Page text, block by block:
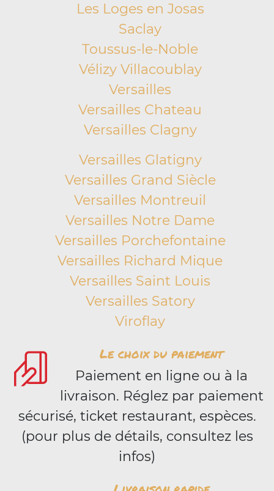
Les Loges en Josas
Saclay
Toussus-le-Noble
Vélizy Villacoublay
Versailles
Versailles Chateau
Versailles Clagny
Versailles Glatigny
Versailles Grand Siècle
Versailles Montreuil
Versailles Notre Dame
Versailles Porchefontaine
Versailles Richard Mique
Versailles Saint Louis
Versailles Satory
Viroflay
Le choix du paiement
Paiement en ligne ou à la
livraison. Réglez par paiement
sécurisé, ticket restaurant, espèces.
(pour plus de détails, consultez les
infos)